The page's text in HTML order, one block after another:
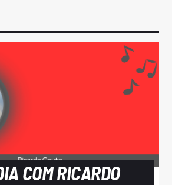
COM RICARDO